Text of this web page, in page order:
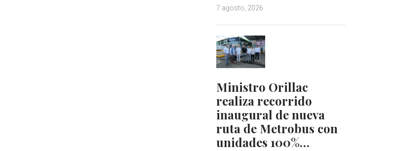
7 agosto, 2026
Ministro Orillac
realiza recorrido
inaugural de nueva
ruta de Metrobus con
unidades 100%…